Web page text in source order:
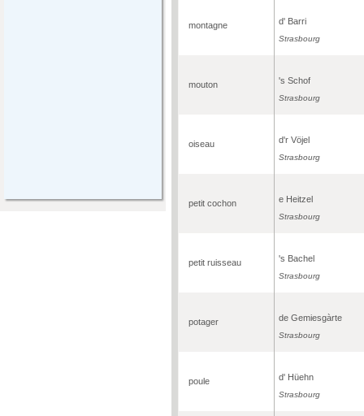
montagne d' Barri
Strasbourg
mouton 's Schof
Strasbourg
oiseau d'r Vöjel
Strasbourg
petit cochon e Heitzel
Strasbourg
petit ruisseau 's Bachel
Strasbourg
potager de Gemiesgàrte
Strasbourg
poule d' Hüehn
Strasbourg